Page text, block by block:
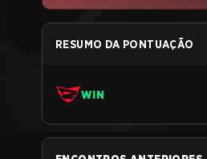
RESUMO DA PONTUAÇÃO
WIN